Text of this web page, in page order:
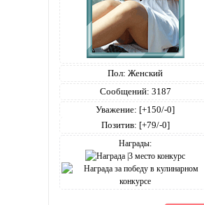
Пол: Женский
Сообщений: 3187
Уважение: [+150/-0]
Позитив: [+79/-0]
Награды: